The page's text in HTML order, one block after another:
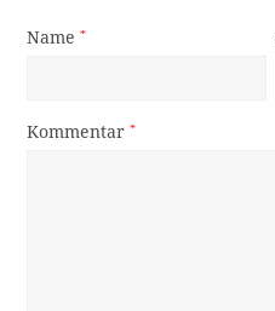
Name*
Kommentar*